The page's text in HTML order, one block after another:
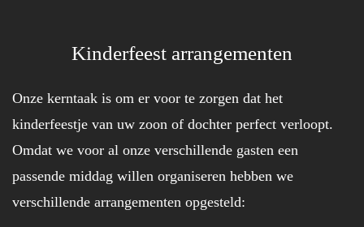
Kinderfeest arrangementen
Onze kerntaak is om er voor te zorgen dat het
kinderfeestje van uw zoon of dochter perfect verloopt.
Omdat we voor al onze verschillende gasten een
passende middag willen organiseren hebben we
verschillende arrangementen opgesteld: